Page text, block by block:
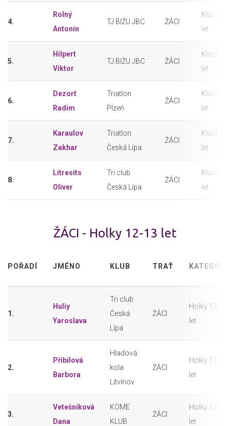
4.
Rolný
Antonín
TJ BIŽU JBC ŽÁCI
Kluci
let
5.
Hilpert
Viktor
TJ BIŽU JBC ŽÁCI
Kluci
let
6.
Dezort
Radim
Triatlon
Plzeň
ŽÁCI
Kluci
let
7.
Karaulov
Zakhar
Triatlon
Česká Lípa
ŽÁCI
Kluci
let
8.
Litresits
Oliver
Tri club
Česká Lípa
ŽÁCI
Kluci
let
ŽÁCI - Holky 12-13 let
POŘADÍ JMÉNO KLUB TRAŤ
1.
Huliy
Yaroslava
Tri club
Česká
Lípa
ŽÁCI
Holky 12-13
let
2.
Přibilová
Barbora
Hladová
kola
Litvínov
ŽÁCI
Holky 12-13
let
3.
Vetešníková
Dana
KOME
KLUB
ŽÁCI
Holky 12-13
let